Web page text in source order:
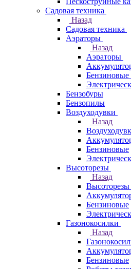
Садовая техника
Назад
Садовая техника
Аэраторы
Назад
Аэраторы
Бензиновые
Бензобуры
Бензопилы
Воздуходувки
Назад
Бензиновые
Высоторезы
Назад
Высоторезы
Бензиновые
Газонокосилки
Назад
Бензиновые